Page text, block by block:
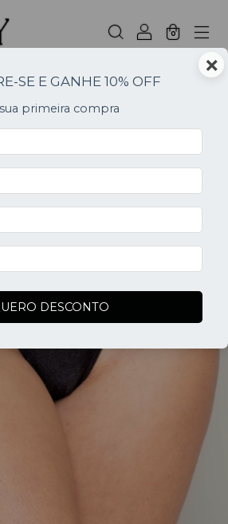
0
×
SE E GANHE 10% OFF
primeira compra
DESCONTO